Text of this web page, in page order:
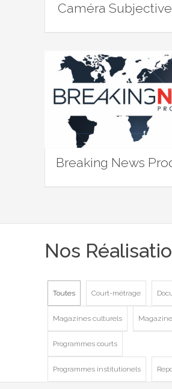
Caméra
Breaking News
Nos
Toutes Court-métrage
Magazines culturels
Programmes courts
Programmes institutionels